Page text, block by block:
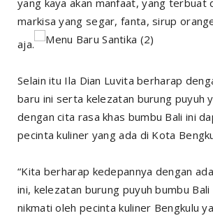
yang kaya akan manfaat, yang terbuat
markisa yang segar, fanta, sirup
aja.
Selain itu Ila Dian Luvita berharap
baru ini serta kelezatan burung puyuh
dengan cita rasa khas bumbu Bali ini
pecinta kuliner yang ada di Kota
“Kita berharap kedepannya dengan
ini, kelezatan burung puyuh bumbu
nikmati oleh pecinta kuliner Bengkulu